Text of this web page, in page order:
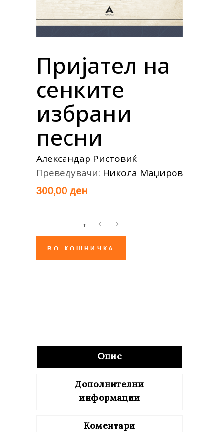
Пријател на
сенките
избрани
песни
Александар Ристовиќ
Преведувачи: Никола Маџиров
300,00 ден
сенките
избрани
ВО КОШНИЧКА
Опис
Дополнителни
информации
Коментари